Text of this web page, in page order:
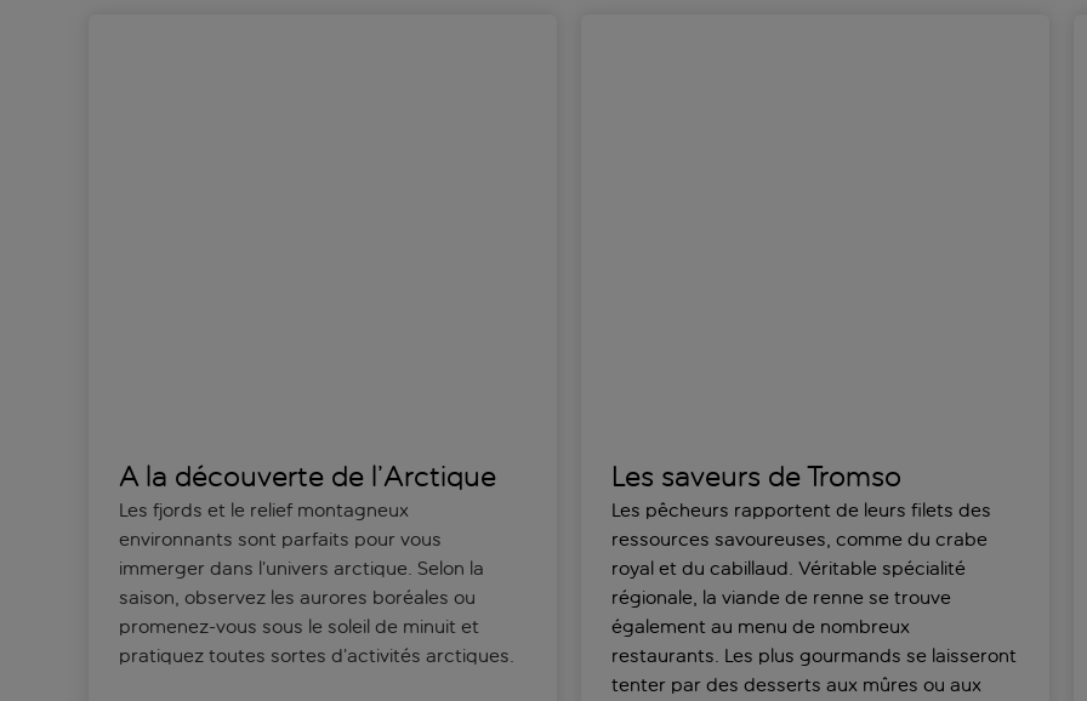
À la découverte de l’Arctique
Les fjords et le relief montagneux
environnants sont parfaits pour vous
immerger dans l’univers arctique. Selon la
saison, observez les aurores boréales ou
promenez-vous sous le soleil de minuit et
pratiquez toutes sortes d’activités arctiques.
Les saveurs de Tromso
Les pêcheurs rapportent de leurs filets des
ressources savoureuses, comme du crabe
royal et du cabillaud. Véritable spécialité
régionale, la viande de renne se trouve
également au menu de nombreux
restaurants. Les plus gourmands se laisseront
tenter par des desserts aux mûres ou aux